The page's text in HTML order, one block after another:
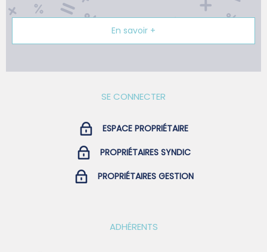
En savoir +
SE CONNECTER
ESPACE PROPRIÉTAIRE
PROPRIÉTAIRES SYNDIC
PROPRIÉTAIRES GESTION
ADHÉRENTS